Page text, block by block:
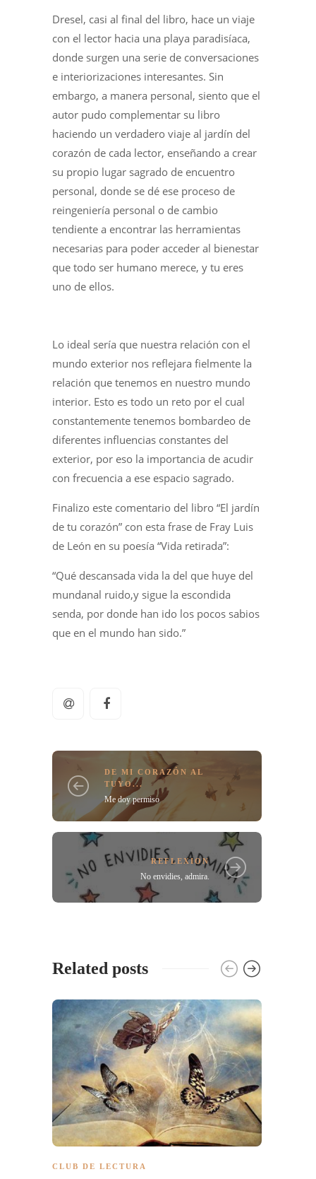
Dresel, casi al final del libro, hace un viaje
con el lector hacia una playa paradisíaca,
donde surgen una serie de conversaciones
e interiorizaciones interesantes. Sin
embargo, a manera personal, siento que el
autor pudo complementar su libro
haciendo un verdadero viaje al jardín del
corazón de cada lector, enseñando a crear
su propio lugar sagrado de encuentro
personal, donde se dé ese proceso de
reingeniería personal o de cambio
tendiente a encontrar las herramientas
necesarias para poder acceder al bienestar
que todo ser humano merece, y tu eres
uno de ellos.
Lo ideal sería que nuestra relación con el
mundo exterior nos reflejara fielmente la
relación que tenemos en nuestro mundo
interior. Esto es todo un reto por el cual
constantemente tenemos bombardeo de
diferentes influencias constantes del
exterior, por eso la importancia de acudir
con frecuencia a ese espacio sagrado.
Finalizo este comentario del libro “El jardín
de tu corazón” con esta frase de Fray Luis
de León en su poesía “Vida retirada”:
“Qué descansada vida la del que huye del
mundanal ruido,y sigue la escondida
senda, por donde han ido los pocos sabios
que en el mundo han sido.”
DE MI CORAZÓN AL
TUYO...
Me doy permiso
REFLEXION
No envidies, admira.
Related posts
CLUB DE LECTURA